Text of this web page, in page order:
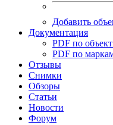
Добавить
Документация
PDF по
PDF по
Отзывы
Снимки
Обзоры
Статьи
Новости
Форум